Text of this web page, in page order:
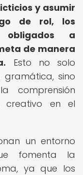
y asumir
de rol, los
a
de manera
Esto no solo
sino
comprensión
creativo en el
un entorno
fomenta la
ya que los